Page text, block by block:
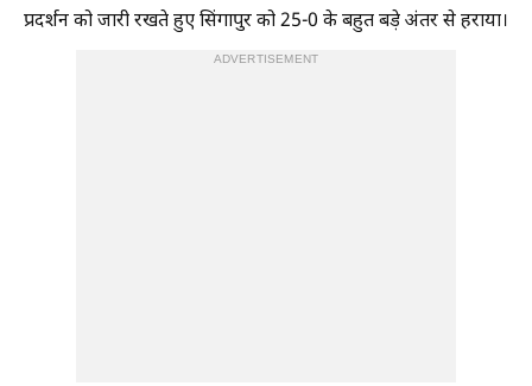
प्रदर्शन को जारी रखते हुए सिंगापुर को 25-0 के बहुत बड़े अंतर से हराया।
ADVERTISEMENT